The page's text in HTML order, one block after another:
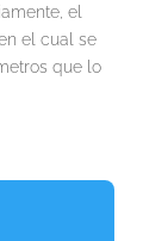
el
el cual se
que lo